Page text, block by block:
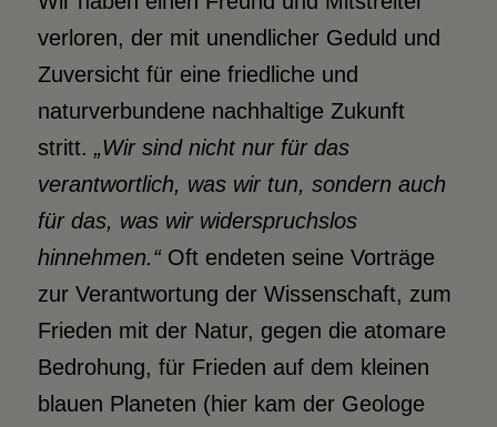
verloren, der mit unendlicher Geduld und
Zuversicht für eine friedliche und
naturverbundene nachhaltige Zukunft
stritt. „Wir sind nicht nur für das
verantwortlich, was wir tun, sondern auch
für das, was wir widerspruchslos
hinnehmen.“Oft endeten seine Vorträge
zur Verantwortung der Wissenschaft, zum
Frieden mit der Natur, gegen die atomare
Bedrohung, für Frieden auf dem kleinen
blauen Planeten (hier kam der Geologe